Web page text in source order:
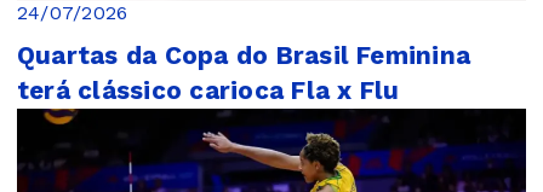
24/07/2026
Quartas da Copa do Brasil Feminina
terá clássico carioca Fla x Flu